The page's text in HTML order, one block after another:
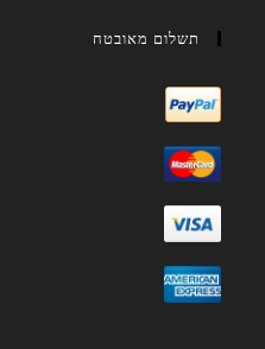
תשלום מאובטח